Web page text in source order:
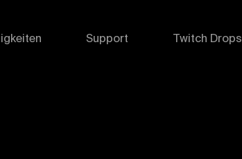
Support Twitch Drops